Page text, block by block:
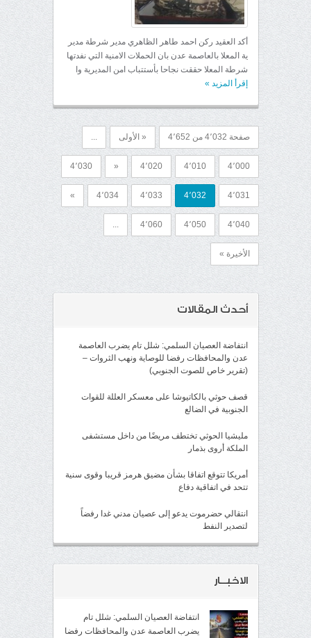
أكد العقيد ركن احمد طاهر الظاهري مدير شرطة مدير
ية المعلا بالعاصمة عدن بان الحملات الامنية التي نفدتها
شرطة المعلا حققت نجاحا بأستتباب امن المديرية وا
إقرأ المزيد »
صفحة 4٬032 من 4٬652 « الأولى ...
4٬000 4٬010 4٬020 « 4٬030
4٬031 4٬032 4٬033 4٬034 »
4٬040 4٬050 4٬060 ...
الأخيرة »
أحدث المقالات
انتفاضة العصيان السلمي: شلل تام يضرب العاصمة
عدن والمحافظات رفضا للوصاية ونهب الثروات –
(تقرير خاص للصوت الجنوبي)
قصف حوثي بالكاتيوشا على معسكر العللة للقوات
الجنوبية في الضالع
مليشيا الحوثي تختطف مريضًا من داخل مستشفى
الملكة أروى بذمار
أمريكا تتوقع اتفاقا بشأن مضيق هرمز قريبا وقوى سنية
تتحد في اتفاقية دفاع
انتقالي حضرموت يدعو إلى عصيان مدني غدا رفضاً
لتصدير النفط
الاخبــار
انتفاضة العصيان السلمي: شلل تام
يضرب العاصمة عدن والمحافظات رفضا